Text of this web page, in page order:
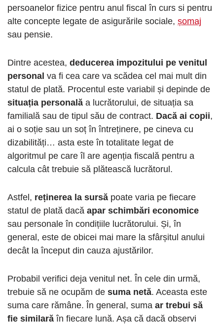
persoanelor fizice pentru anul fiscal în curs si pentru
alte concepte legate de asigurările sociale, șomaj
sau pensie.
Dintre acestea, deducerea impozitului pe venitul
personal va fi cea care va scădea cel mai mult din
statul de plată. Procentul este variabil și depinde de
situația personală a lucrătorului, de situația sa
familială sau de tipul său de contract. Dacă ai copii,
ai o soție sau un soț în întreținere, pe cineva cu
dizabilități… asta este în totalitate legat de
algoritmul pe care îl are agenția fiscală pentru a
calcula cât trebuie să plătească lucrătorul.
Astfel, reținerea la sursă poate varia pe fiecare
statul de plată dacă apar schimbări economice
sau personale în condițiile lucrătorului. Și, în
general, este de obicei mai mare la sfârșitul anului
decât la început din cauza ajustărilor.
Probabil verifici deja venitul net. În cele din urmă,
trebuie să ne ocupăm de suma netă. Aceasta este
suma care rămâne. În general, suma ar trebui să
fie similară în fiecare lună. Așa că dacă observi